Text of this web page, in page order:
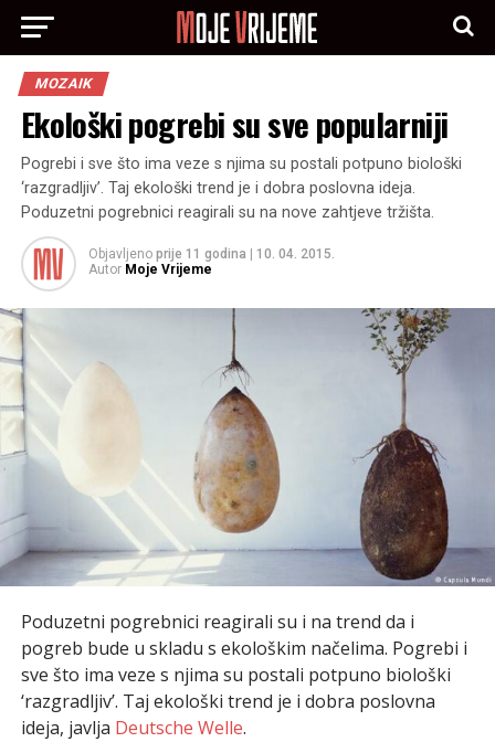
MOZAIK
Ekološki pogrebi su sve popularniji
Pogrebi i sve što ima veze s njima su postali potpuno biološki
‘razgradljiv’. Taj ekološki trend je i dobra poslovna ideja.
Poduzetni pogrebnici reagirali su na nove zahtjeve tržišta.
Objavljeno prije 11 godina
10. 04. 2015.
Autor Moje Vrijeme
Poduzetni pogrebnici reagirali su i na trend da i
pogreb bude u skladu s ekološkim načelima. Pogrebi i
sve što ima veze s njima su postali potpuno biološki
‘razgradljiv’. Taj ekološki trend je i dobra poslovna
ideja, javlja Deutsche Welle.